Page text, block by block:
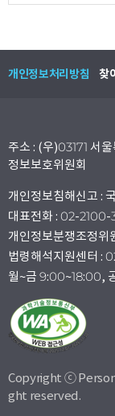
개인정보처리방침 찾
주소 : (우)03171 서
정보보호위원회
개인정보침해신고 :
대표전화 : 02-
개인정보분쟁조정위
법령해석지원센터 :
월~금 9:00~18:00,
Copyright ⓒ
ght reserved.